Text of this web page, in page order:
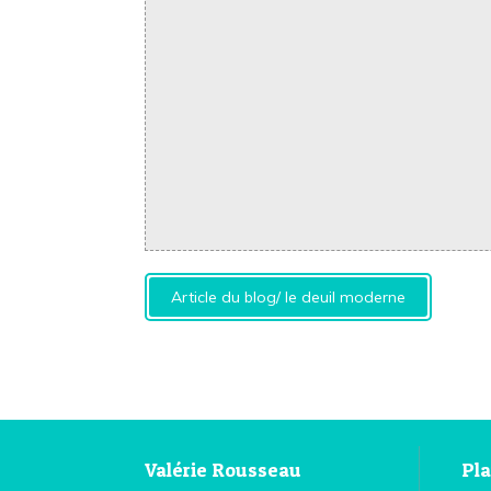
Article du blog/ le deuil moderne
Valérie Rousseau